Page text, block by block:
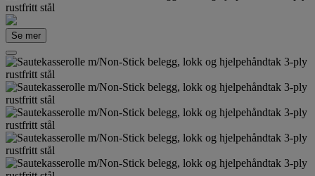
Se mer